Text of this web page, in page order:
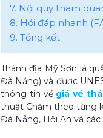
7. Nội quy tham
8. Hỏi đáp nhanh
9. Tổng kết
Thánh địa Mỹ Sơn là
Đà Nẵng) và được
thông tin về giá vé
thuật Chăm theo từng
Đà Nẵng, Hội An và